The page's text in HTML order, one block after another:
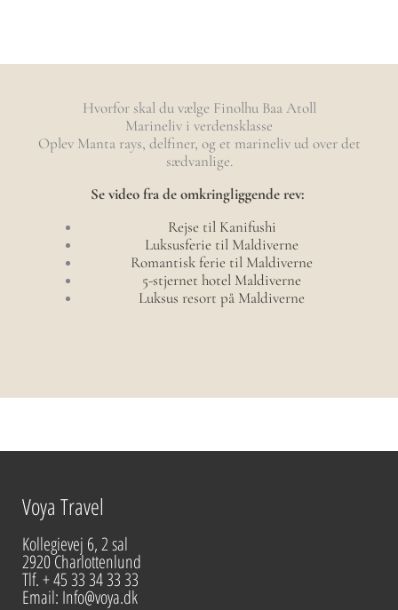
Hvorfor skal du vælge Finolhu Baa Atoll
Marineliv i verdensklasse
Oplev Manta rays, delfiner, og et marineliv ud over det
sædvanlige.
Se video fra de omkringliggende rev:
Rejse til Kanifushi
Luksusferie til Maldiverne
Romantisk ferie til Maldiverne
5-stjernet hotel Maldiverne
Luksus resort på Maldiverne
Voya Travel
Kollegievej 6, 2 sal
2920 Charlottenlund
Tlf. + 45 33 34 33 33
Email: Info@voya.dk